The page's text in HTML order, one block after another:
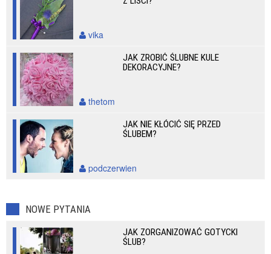
vika
JAK ZROBIĆ ŚLUBNE KULE
DEKORACYJNE?
thetom
JAK NIE KŁÓCIĆ SIĘ PRZED
ŚLUBEM?
podczerwien
NOWE PYTANIA
JAK ZORGANIZOWAĆ GOTYCKI
ŚLUB?